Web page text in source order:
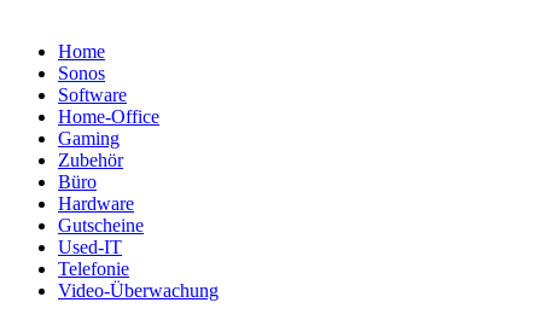
Home
Sonos
Software
Home-Office
Gaming
Zubehör
Büro
Hardware
Gutscheine
Used-IT
Telefonie
Video-Überwachung